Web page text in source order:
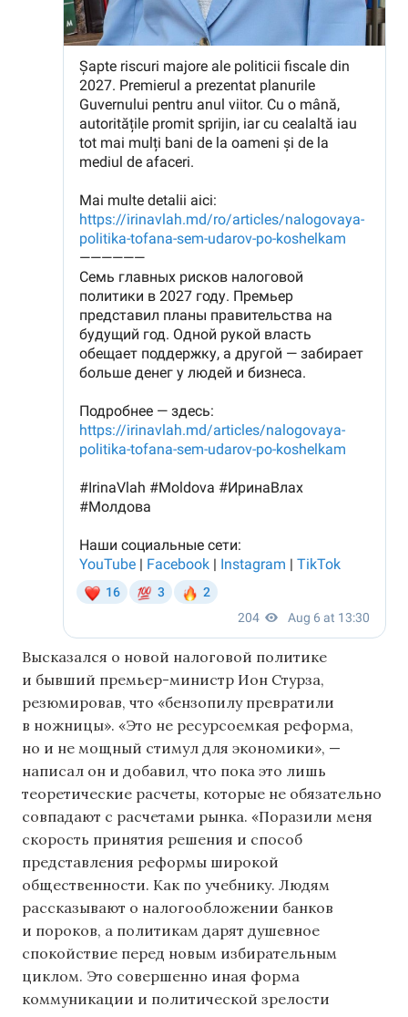
Высказался о новой налоговой политике
и бывший премьер-министр Ион Стурза,
резюмировав, что «бензопилу превратили
в ножницы». «Это не ресурсоемкая реформа,
но и не мощный стимул для экономики», —
написал он и добавил, что пока это лишь
теоретические расчеты, которые не обязательно
совпадают с расчетами рынка. «Поразили меня
скорость принятия решения и способ
представления реформы широкой
общественности. Как по учебнику. Людям
рассказывают о налогообложении банков
и пороков, а политикам дарят душевное
спокойствие перед новым избирательным
циклом. Это совершенно иная форма
коммуникации и политической зрелости